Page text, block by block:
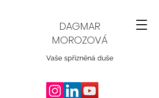
DAGMAR
MOROZOVÁ
Vaše spřízněná duše